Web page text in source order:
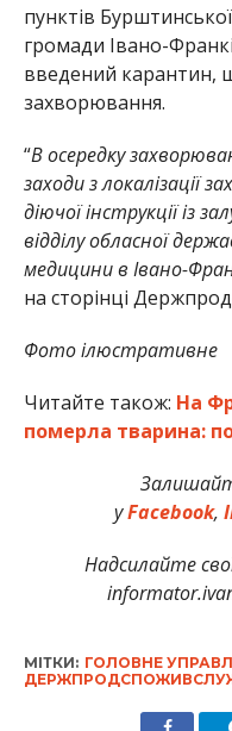
пунктів
громади Івано-
введений карантин,
захворювання.
“В осередку
заходи з локалізації
діючої інструкції із
відділу обласної
медицини в Івано-
на сторінці
Фото ілюстративне
Читайте також: На
померла тварина:
уFacebook,
Надсилайте
МІТКИ: ГОЛОВНЕ